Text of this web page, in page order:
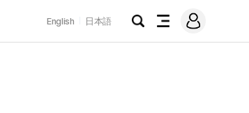
English 日本語
검
전
메
그